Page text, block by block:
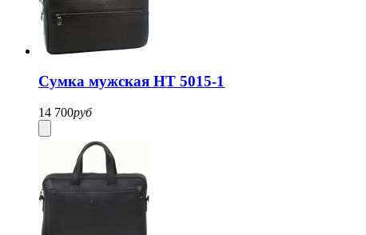
Сумка мужская HT 5015-1
14 700руб